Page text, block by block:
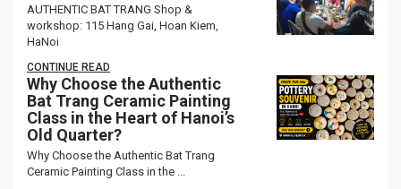
AUTHENTIC BAT TRANG Shop &
workshop: 115 Hang Gai, Hoan Kiem,
HaNoi
CONTINUE READ
Why Choose the Authentic
Bat Trang Ceramic Painting
Class in the Heart of Hanoi’s
Old Quarter?
Why Choose the Authentic Bat Trang
Ceramic Painting Class in the ...